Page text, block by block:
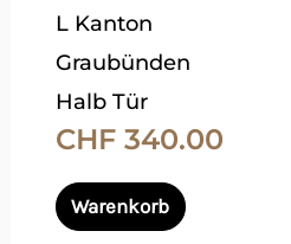
L Kanton
Graubünden
Halb Tür
CHF340.00
Warenkorb
auf
Produktseite
werden